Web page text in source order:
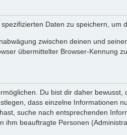
Daten zu speichern, um
zwischen deinen und
übermittelter Browser-Kennung
Du bist dir daher
dass einzelne Informationen
suche nach entsprechenden
beauftragte Personen